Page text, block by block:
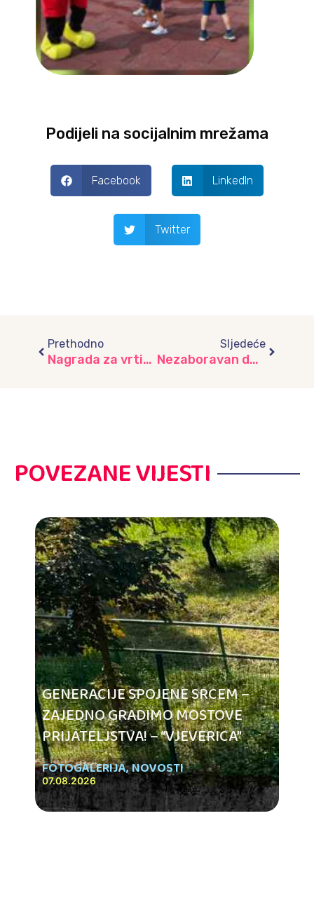
Podijeli na socijalnim mrežama
Facebook LinkedIn
Twitter
Prethodno
Nagrada za vrtić „Srećica“: Šampioni zaštite prirode – BH Green Awards 2025.
Sljedeće
Nezaboravan dan u Visokom: Posjeta tvornici “NEIMAX” i Parku “Ravne”, vrtić “Skenderija”
POVEZANE VIJESTI
GENERACIJE SPOJENE SRCEM –
ZAJEDNO GRADIMO MOSTOVE
PRIJATELJSTVA! – “VJEVERICA”
FOTOGALERIJA,NOVOSTI
07.08.2026